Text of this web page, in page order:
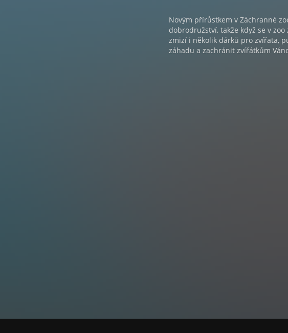
Novým přírůstkem v Záchranné
dobrodružství, takže když se v
zmizí i několik dárků pro zvířata,
záhadu a zachránit zvířátkům